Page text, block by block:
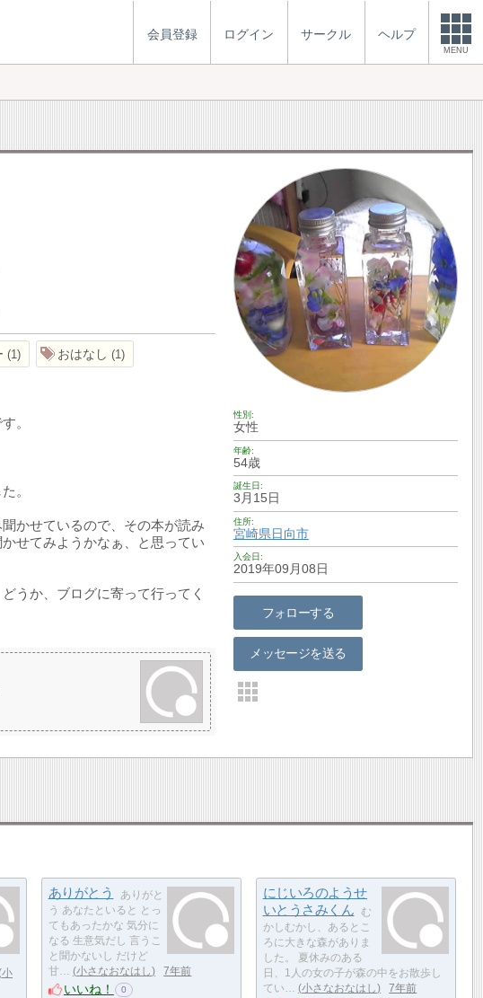
会員登録 ログイン サークル ヘルプ
MENU
性別
女性
年齢
54歳
誕生日
3月15日
住所
宮崎県日向市
入会日
2019年09月08日
フォローする
メッセージを送る
1 おはなし 1
。
。
かせているので、その本が読み
せてみようかなぁ、と思ってい
うか、ブログに寄って行ってく
小
ありがとう
ありがと
う あなたといると とっ
てもあったかな 気分に
なる 生意気だし 言うこ
と聞かないし だけど
甘…
小さなおなはし 7年前
いいね！ 0
にじいろのようせ
いとうさみくん
む
かしむかし、あるとこ
ろに大きな森がありま
した。 夏休みのある
日、1人の女の子が森の中をお散歩し
てい…
小さなおなはし 7年前